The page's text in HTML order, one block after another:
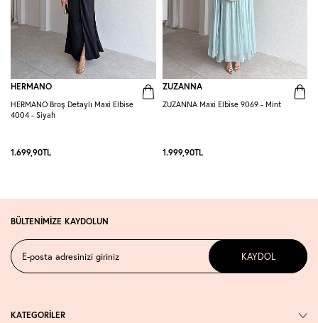
HERMANO
HERMANO Broş Detaylı Maxi Elbise
4004 - Siyah
1.699,90TL
ZUZANNA
ZUZANNA Maxi Elbise 9069 - Mint
1.999,90TL
BÜLTENİMİZE KAYDOLUN
KAYDOL
KATEGORİLER